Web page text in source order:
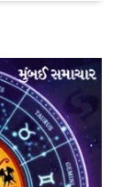
લેવી પડી